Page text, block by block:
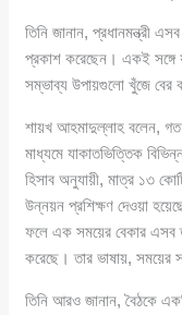
তিনি জানান, প্রধানমন্ত্রী
প্রকাশ করেছেন। একই
সম্ভাব্য উপায়গুলো খুঁজে বের
শায়খ আহমাদুল্লাহ বলেন,
মাধ্যমে যাকাতভিত্তিক
হিসাব অনুযায়ী, মাত্র ১৩
উন্নয়ন প্রশিক্ষণ দেওয়া
ফলে এক সময়ের বেকার
করেছে। তার ভাষায়, সময়ের
তিনি আরও জানান, বৈঠকে